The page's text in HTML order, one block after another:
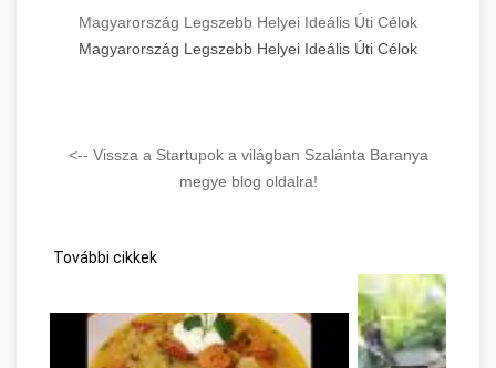
Magyarország Legszebb Helyei Ideális Úti Célok
Magyarország Legszebb Helyei Ideális Úti Célok
<-- Vissza a Startupok a világban Szalánta Baranya
megye blog oldalra!
További cikkek